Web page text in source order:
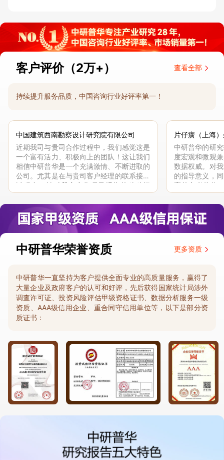
客户评价（2万+） 查看全部
持续提升服务品质，中国咨询行业好评率第一！
中国建筑西南勘察设计研究院有限公司
近期我司与贵司合作过程中，我们感觉这是
一个富有活力、积极向上的团队！这让我们
相信中研普华是一个充满激情、不断进取的
公司。尤其是在与贵司客户经理的联系接洽
过程中，针对我方合作项目报告的种种细
节，及时细致缜密地协助与项目部沟通、探
讨和完善...
片仔癀（上海
中研普华的研
度宏观和微观
数据权威。对
的指导意义，
高的参考价值
体化”服务和行
司继续...
中研普华荣誉资质 更多资质
中研普华一直坚持为客户提供全面专业的高质量服务，赢得了
大量企业及政府客户的认可和好评，先后获得国家统计局涉外
调查许可证、投资风险评估甲级资格证书、数据分析服务一级
资质、AAA级信用企业、重合同守信用单位等，以下是部分资
质证书：